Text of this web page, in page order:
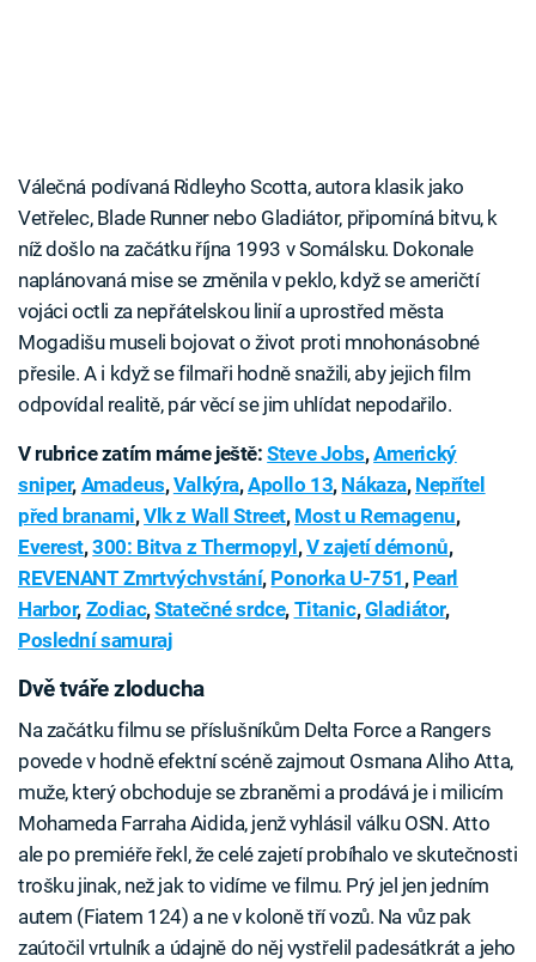
Válečná podívaná Ridleyho Scotta, autora klasik jako
Vetřelec, Blade Runner nebo Gladiátor, připomíná bitvu, k
níž došlo na začátku října 1993 v Somálsku. Dokonale
naplánovaná mise se změnila v peklo, když se američtí
vojáci octli za nepřátelskou linií a uprostřed města
Mogadišu museli bojovat o život proti mnohonásobné
přesile. A i když se filmaři hodně snažili, aby jejich film
odpovídal realitě, pár věcí se jim uhlídat nepodařilo.
V rubrice zatím máme ještě:Steve Jobs,Americký
sniper, Amadeus,Valkýra,Apollo 13, Nákaza, Nepřítel
před branami,Vlk z Wall Street, Most u Remagenu,
Everest,300: Bitva z Thermopyl ,V zajetí démonů,
REVENANT Zmrtvýchvstání, Ponorka U-751 , Pearl
Harbor, Zodiac,Statečné srdce, Titanic,Gladiátor,
Poslední samuraj
Dvě tváře zloducha
Na začátku filmu se příslušníkům Delta Force a Rangers
povede v hodně efektní scéně zajmout Osmana Aliho Atta,
muže, který obchoduje se zbraněmi a prodává je i milicím
Mohameda Farraha Aidida, jenž vyhlásil válku OSN. Atto
ale po premiéře řekl, že celé zajetí probíhalo ve skutečnosti
trošku jinak, než jak to vidíme ve filmu. Prý jel jen jedním
autem (Fiatem 124) a ne v koloně tří vozů. Na vůz pak
zaútočil vrtulník a údajně do něj vystřelil padesátkrát a jeho